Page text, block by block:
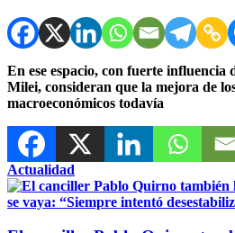
En ese espacio, con fuerte influencia
Milei, consideran que la mejora de
macroeconómicos todavía
Actualidad